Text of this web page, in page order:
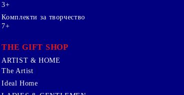
3+
Комплекти за творчество
7+
THE GIFT SHOP
ARTIST & HOME
The Artist
Ideal Home